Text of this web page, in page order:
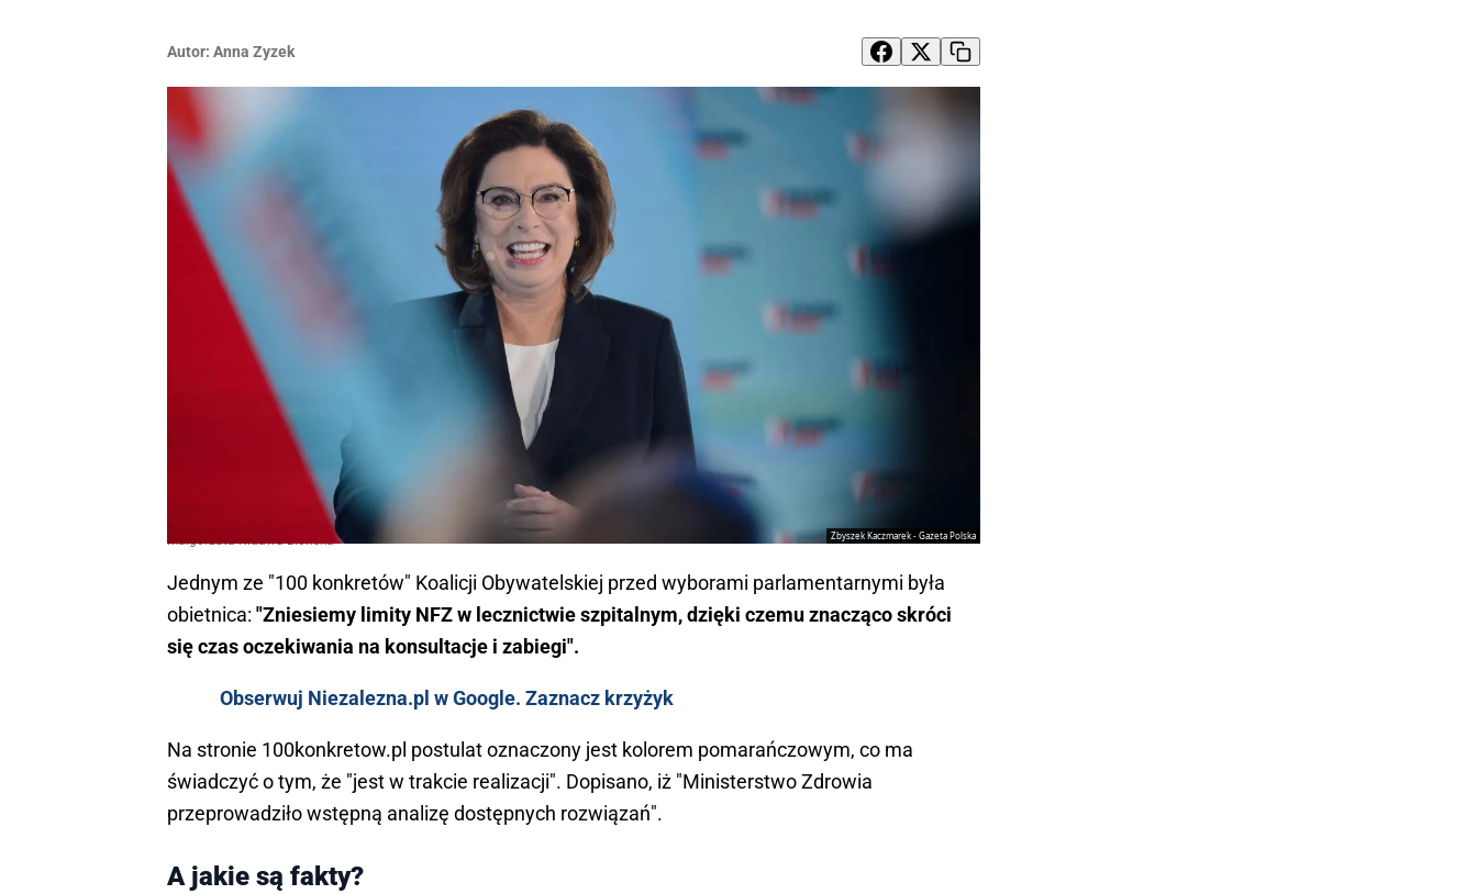
Autor: Anna Zyzek
Zbyszek Kaczmarek - Gazeta Polska
Małgorzata Kidawa-Błońska
Jednym ze "100 konkretów" Koalicji Obywatelskiej przed wyborami parlamentarnymi była
obietnica: "Zniesiemy limity NFZ w lecznictwie szpitalnym, dzięki czemu znacząco skróci
się czas oczekiwania na konsultacje i zabiegi".
Obserwuj Niezalezna.pl w Google. Zaznacz krzyżyk
Na stronie 100konkretow.pl postulat oznaczony jest kolorem pomarańczowym, co ma
świadczyć o tym, że "jest w trakcie realizacji". Dopisano, iż "Ministerstwo Zdrowia
przeprowadziło wstępną analizę dostępnych rozwiązań".
A jakie są fakty?